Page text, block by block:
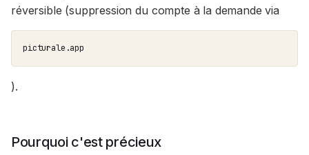
réversible (suppression du compte à la demande via
picturale.app
).
Pourquoi c'est précieux